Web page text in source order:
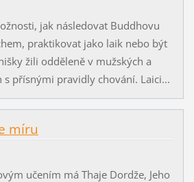
jak následovat Buddhovu
praktikovat jako laik nebo být
žili odděleně v mužských a
s přísnými pravidly chování. Laici...
míru
učením má Thaje Dordže, Jeho